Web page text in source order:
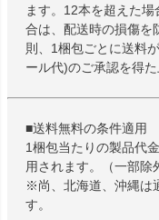
ます。12本を超えた
合は、配送時の損傷を
則、1梱包ごとに送料
ール代)のご承認を得た
■送料無料の条件適用
1梱包当たりの製品代
用されます。（一部除
※尚、北海道、沖縄は
す。